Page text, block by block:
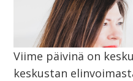
Viime päivinä on
keskustan